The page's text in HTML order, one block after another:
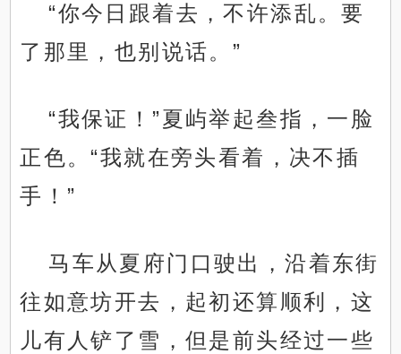
“你今日跟着去，不许添乱。要
了那里，也别说话。”
“我保证！”夏屿举起叁指，一脸
正色。“我就在旁头看着，决不插
手！”
马车从夏府门口驶出，沿着东街
往如意坊开去，起初还算顺利，这
儿有人铲了雪，但是前头经过一些